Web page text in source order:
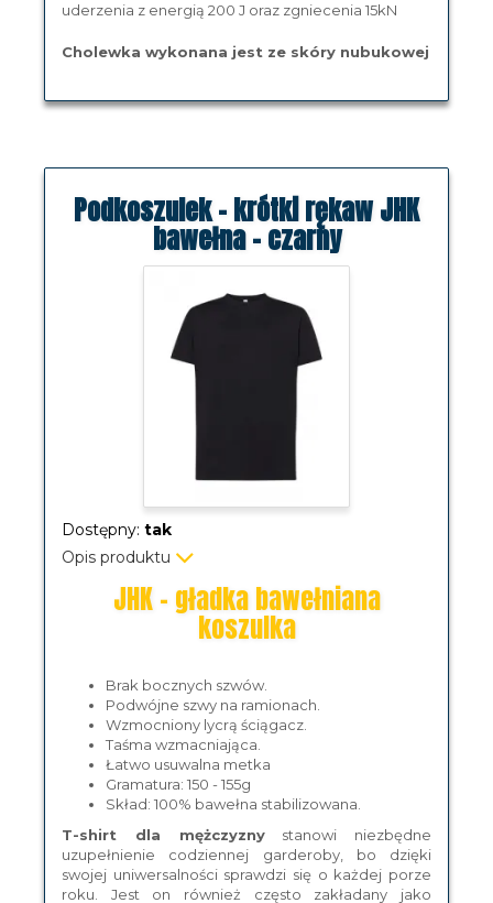
uderzenia z energią 200 J oraz zgniecenia 15kN
Cholewka wykonana jest ze skóry nubukowej
Podkoszulek - krótki rękaw JHK
bawełna - czarny
Dostępny: tak
Opis produktu
JHK - gładka bawełniana
koszulka
Brak bocznych szwów.
Podwójne szwy na ramionach.
Wzmocniony lycrą ściągacz.
Taśma wzmacniająca.
Łatwo usuwalna metka
Gramatura: 150 - 155g
Skład: 100% bawełna stabilizowana.
T-shirt dla mężczyznystanowi niezbędne
uzupełnienie codziennej garderoby, bo dzięki
swojej uniwersalności sprawdzi się o każdej porze
roku. Jest on również często zakładany jako